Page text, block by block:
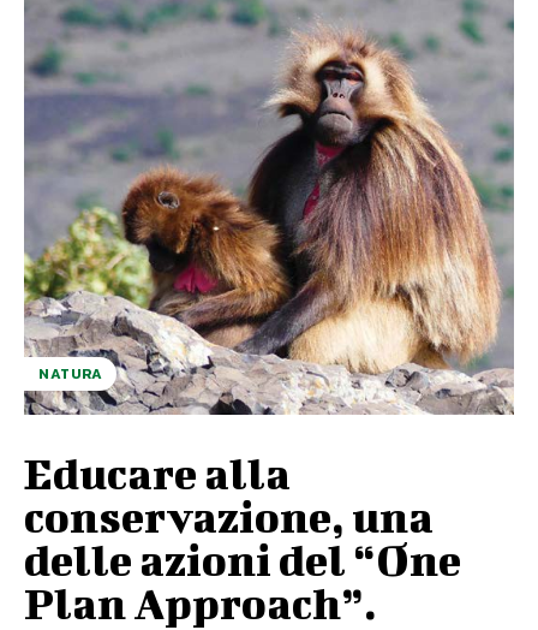
NATURA
Educare alla
conservazione, una
delle azioni del “One
Plan Approach”.